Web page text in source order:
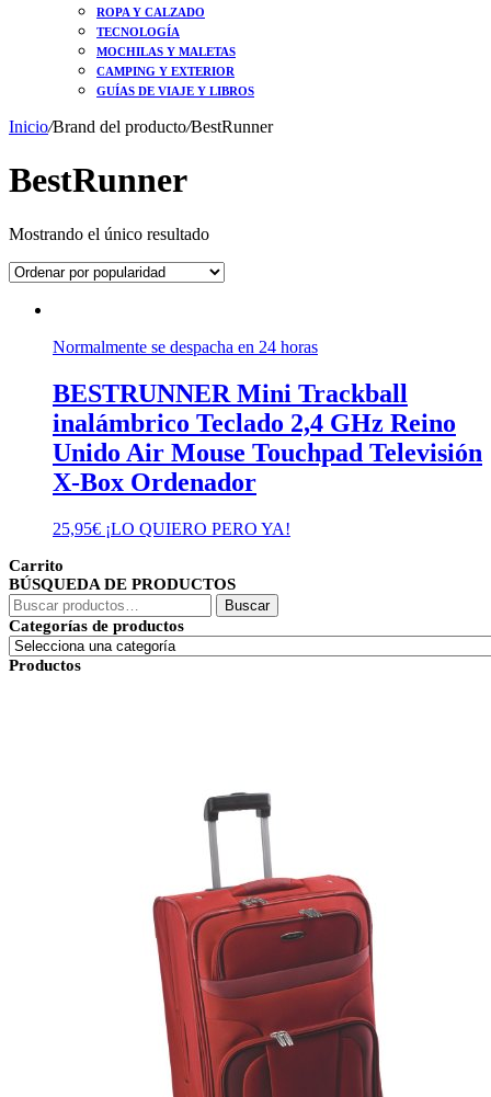
ROPA Y CALZADO
TECNOLOGÍA
MOCHILAS Y MALETAS
CAMPING Y EXTERIOR
GUÍAS DE VIAJE Y LIBROS
Inicio/Brand del producto/BestRunner
BestRunner
Mostrando el único resultado
Normalmente se despacha en 24 horas
BESTRUNNER Mini Trackball
inalámbrico Teclado 2,4 GHz Reino
Unido Air Mouse Touchpad Televisión
X-Box Ordenador
25,95€ ¡LO QUIERO PERO YA!
Carrito
BÚSQUEDA DE PRODUCTOS
Buscar
por:
Buscar
Categorías de productos
Productos